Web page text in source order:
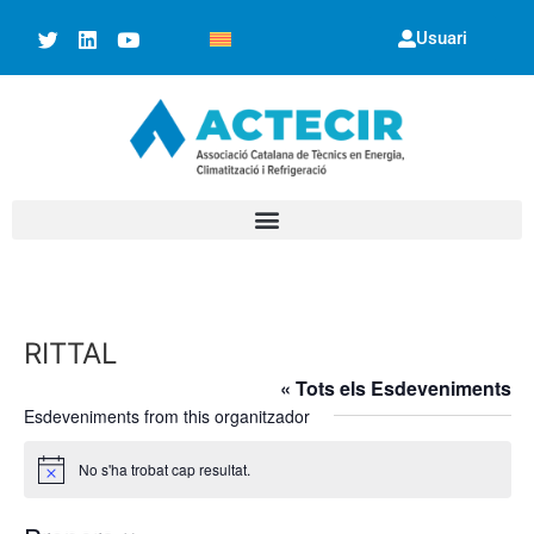
Usuari
RITTAL
« Tots els Esdeveniments
Esdeveniments from this organitzador
Avís No s'ha trobat cap resultat.